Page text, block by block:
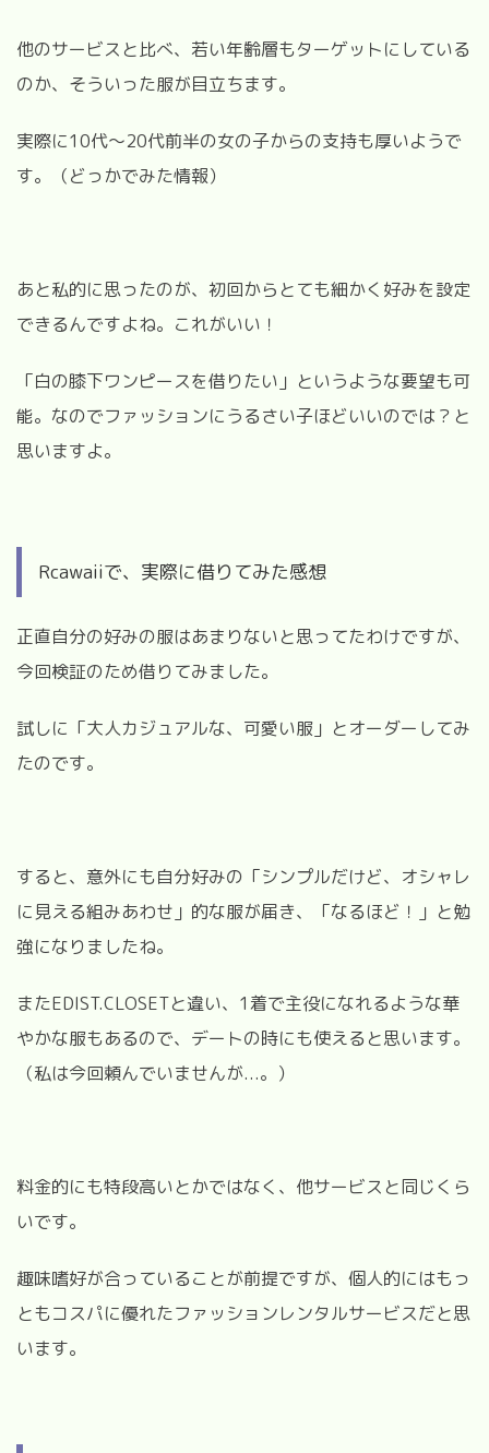
他のサービスと比べ、若い年齢層もターゲットにしている
のか、そういった服が目立ちます。
実際に10代～20代前半の女の子からの支持も厚いようで
す。（どっかでみた情報）
あと私的に思ったのが、初回からとても細かく好みを設定
できるんですよね。これがいい！
「白の膝下ワンピースを借りたい」というような要望も可
能。なのでファッションにうるさい子ほどいいのでは？と
思いますよ。
Rcawaiiで、実際に借りてみた感想
正直自分の好みの服はあまりないと思ってたわけですが、
今回検証のため借りてみました。
試しに「大人カジュアルな、可愛い服」とオーダーしてみ
たのです。
すると、意外にも自分好みの「シンプルだけど、オシャレ
に見える組みあわせ」的な服が届き、「なるほど！」と勉
強になりましたね。
またEDIST.CLOSETと違い、1着で主役になれるような華
やかな服もあるので、デートの時にも使えると思います。
（私は今回頼んでいませんが...。）
料金的にも特段高いとかではなく、他サービスと同じくら
いです。
趣味嗜好が合っていることが前提ですが、個人的にはもっ
ともコスパに優れたファッションレンタルサービスだと思
います。